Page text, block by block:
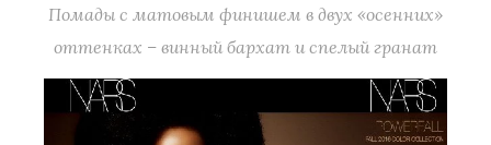
Помады с матовым финишем в двух «осенних»
оттенках – винный бархат и спелый гранат